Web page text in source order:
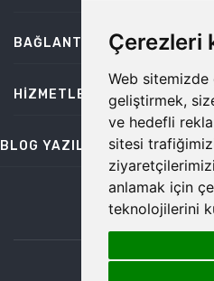
Çerezleri
Web sitemizde
geliştirmek,
ve hedefli
sitesi
anlamak için
teknolojilerini
BAĞLANTILAR
HIZMETLER
BLOG YAZILARI
©2026 Temiz, Her